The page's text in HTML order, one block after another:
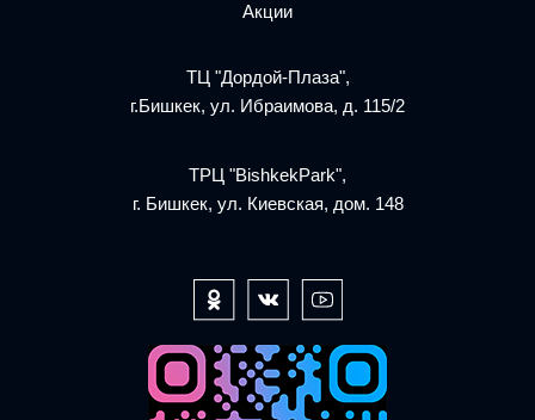
Акции
ТЦ "Дордой-Плаза",
г.Бишкек, ул. Ибраимова, д. 115/2
ТРЦ "BishkekPark",
г. Бишкек, ул. Киевская, дом. 148